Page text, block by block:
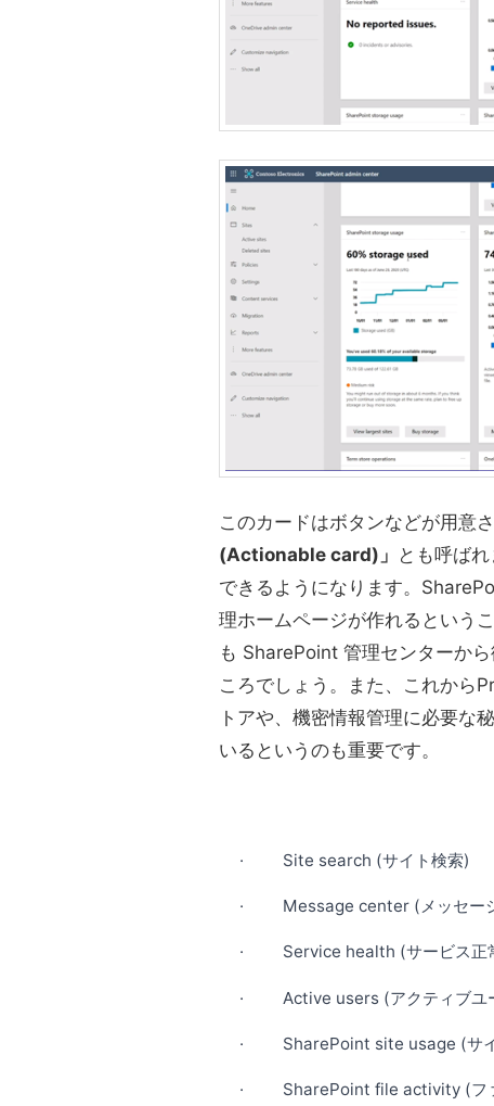
このカードはボタンなどが用意
(Actionable card)」 とも呼ば
できるようになります。
理ホームページが作れるという
も SharePoint 管理センターか
ころでしょう。また、これから
トアや、機密情報管理に必要な
いるというのも重要です。
· Site search (サイト検索)
· Message center (メッセー
· Service health (サービス正
· Active users (アクティブユ
· SharePoint site usage (サイ
· SharePoint file activity (ファ